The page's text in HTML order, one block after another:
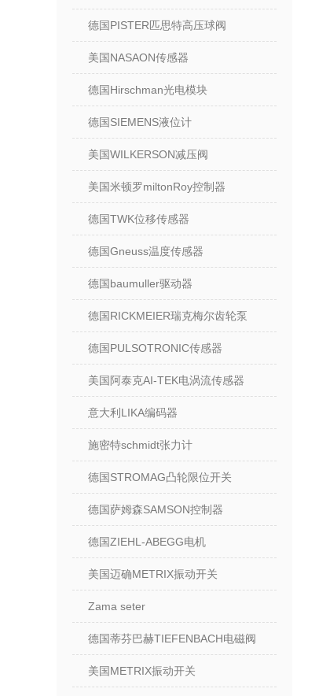
德国PISTER匹思特高压球阀
美国NASAON传感器
德国Hirschman光电模块
德国SIEMENS液位计
美国WILKERSON减压阀
美国米顿罗miltonRoy控制器
德国TWK位移传感器
德国Gneuss温度传感器
德国baumuller驱动器
德国RICKMEIER瑞克梅尔齿轮泵
德国PULSOTRONIC传感器
美国阿泰克AI-TEK电涡流传感器
意大利LIKA编码器
施密特schmidt张力计
德国STROMAG凸轮限位开关
德国萨姆森SAMSON控制器
德国ZIEHL-ABEGG电机
美国迈确METRIX振动开关
Zama seter
德国蒂芬巴赫TIEFENBACH电磁阀
美国METRIX振动开关